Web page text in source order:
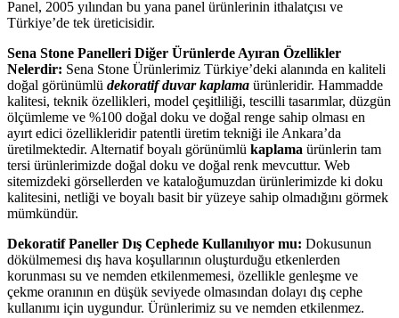
Panel, 2005 yılından bu yana panel ürünlerinin ithalatçısı ve
Türkiye’de tek üreticisidir.
Sena Stone Panelleri Diğer Ürünlerde Ayıran Özellikler
Nelerdir: Sena Stone Ürünlerimiz Türkiye’deki alanında en kaliteli
doğal görünümlü dekoratif duvar kaplama ürünleridir. Hammadde
kalitesi, teknik özellikleri, model çeşitliliği, tescilli tasarımlar, düzgün
ölçümleme ve %100 doğal doku ve doğal renge sahip olması en
ayırt edici özellikleridir patentli üretim tekniği ile Ankara’da
üretilmektedir. Alternatif boyalı görünümlü kaplama ürünlerin tam
tersi ürünlerimizde doğal doku ve doğal renk mevcuttur. Web
sitemizdeki görsellerden ve kataloğumuzdan ürünlerimizde ki doku
kalitesini, netliği ve boyalı basit bir yüzeye sahip olmadığını görmek
mümkündür.
Dekoratif Paneller Dış Cephede Kullanılıyor mu: Dokusunun
dökülmemesi dış hava koşullarının oluşturduğu etkenlerden
korunması su ve nemden etkilenmemesi, özellikle genleşme ve
çekme oranının en düşük seviyede olmasından dolayı dış cephe
kullanımı için uygundur. Ürünlerimiz su ve nemden etkilenmez.